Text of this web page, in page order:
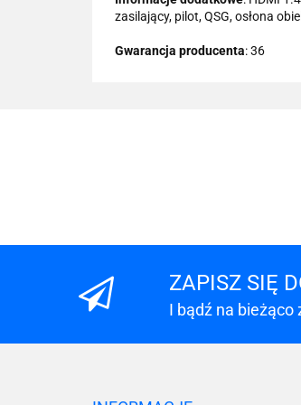
zasilający, pilot, QSG, osłona
Gwarancja producenta: 36
ZAPISZ SIĘ
I bądź na